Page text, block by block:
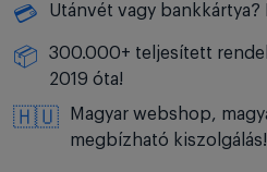
💳 Utánvét vagy
📦
300.000+ teljesített
2019 óta!
🇭🇺
Magyar webshop,
megbízható kiszolgálás!